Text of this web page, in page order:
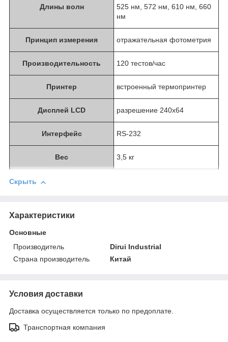
Длины волн
525 нм, 572 нм, 610 нм, 660
нм
Принцип измерения отражательная фотометрия
Производительность 120 тестов/час
Принтер встроенный термопринтер
Дисплей LCD разрешение 240х64
Интерфейс RS-232
Веc 3,5 кг
Скрыть
Характеристики
Основные
Производитель
Dirui Industrial
Страна производитель
Китай
Условия доставки
Доставка осуществляется только по предоплате.
Транспортная компания